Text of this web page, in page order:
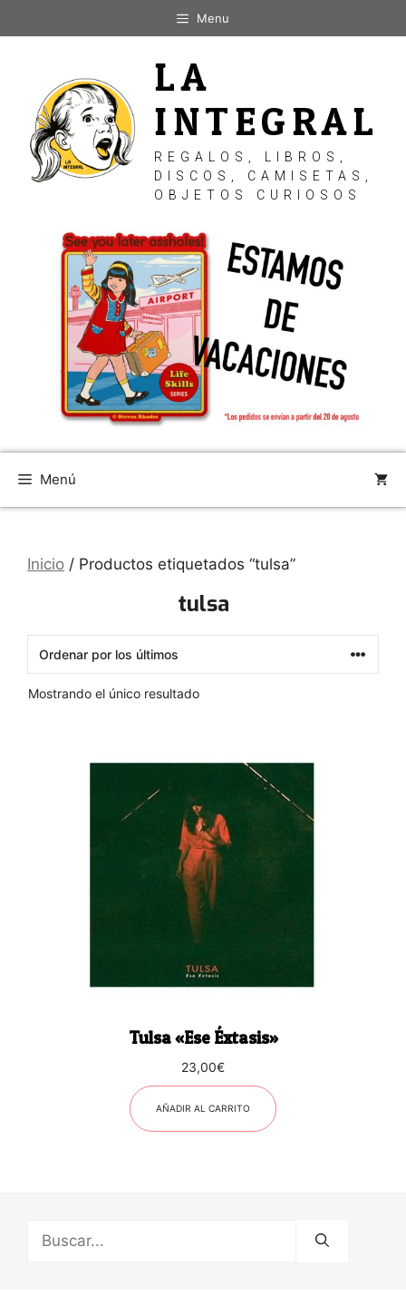
al
Menu
LA
INTEGRAL
REGALOS, LIBROS,
DISCOS, CAMISETAS,
OBJETOS CURIOSOS
Menú
Inicio / Productos etiquetados “tulsa”
tulsa
Mostrando el único resultado
Tulsa «Ese Éxtasis»
23,00€
AÑADIR AL CARRITO